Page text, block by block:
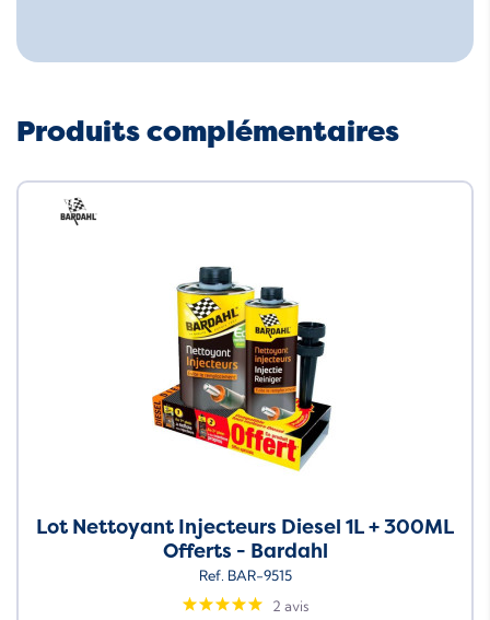
Produits complémentaires
Neuf
Lot Nettoyant Injecteurs Diesel 1L + 300ML
Offerts - Bardahl
Ref. BAR-9515
2 avis